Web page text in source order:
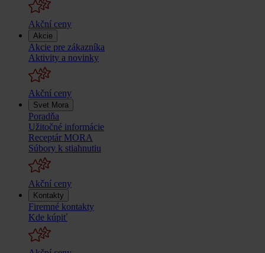
Akční ceny
Akcie
Akcie pre zákazníka
Aktivity a novinky
Akční ceny
Svet Mora
Poradňa
Užitočné informácie
Receptár MORA
Súbory k stiahnutiu
Akční ceny
Kontakty
Firemné kontakty
Kde kúpiť